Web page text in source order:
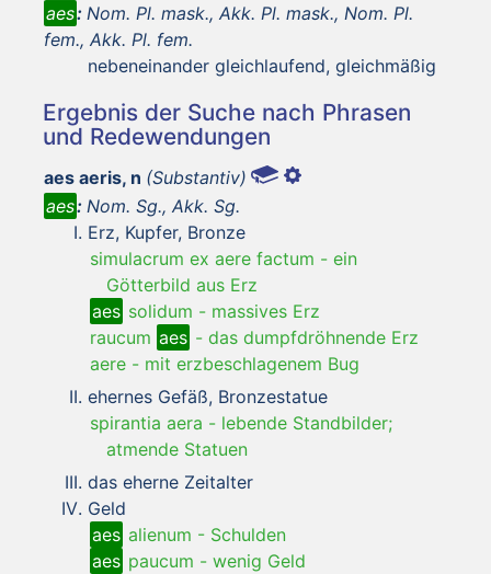
aes: Nom. Pl. mask., Akk. Pl. mask., Nom. Pl.
fem., Akk. Pl. fem.
nebeneinander gleichlaufend, gleichmäßig
Ergebnis der Suche nach Phrasen
und Redewendungen
aes aeris, n (Substantiv)
aes: Nom. Sg., Akk. Sg.
Erz, Kupfer, Bronze
simulacrum ex aere factum - ein
Götterbild aus Erz
aes solidum - massives Erz
raucum aes - das dumpfdröhnende Erz
aere - mit erzbeschlagenem Bug
ehernes Gefäß, Bronzestatue
spirantia aera - lebende Standbilder;
atmende Statuen
das eherne Zeitalter
Geld
aes alienum - Schulden
aes paucum - wenig Geld